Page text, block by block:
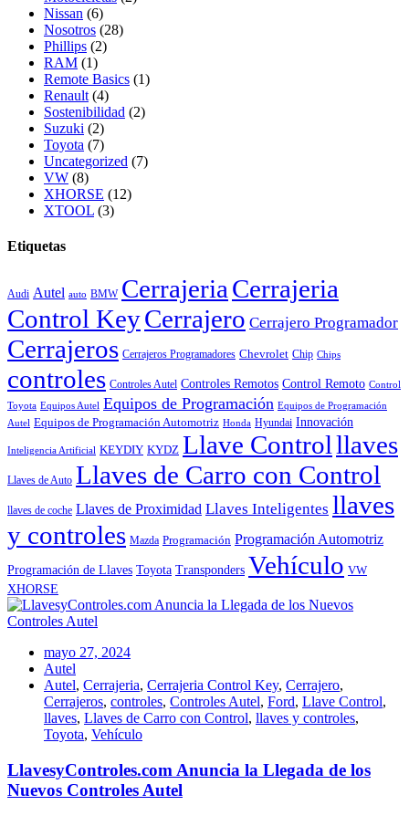
Nissan (6)
Nosotros (28)
Phillips (2)
RAM (1)
Remote Basics (1)
Renault (4)
Sostenibilidad (2)
Suzuki (2)
Toyota (7)
Uncategorized (7)
VW (8)
XHORSE (12)
XTOOL (3)
Etiquetas
Audi Autel auto BMW Cerrajeria Cerrajeria
Control KeyCerrajero Cerrajero Programador
Cerrajeros Cerrajeros Programadores Chevrolet Chip Chips
controles Controles Autel Controles Remotos Control Remoto Control
Toyota Equipos Autel Equipos de Programación Equipos de Programación
Autel Equipos de Programación Automotriz Honda Hyundai Innovación
Inteligencia Artificial KEYDIY KYDZ Llave Controlllaves
Llaves de Auto Llaves de Carro con Control
llaves de coche Llaves de Proximidad Llaves Inteligentes llaves
y controles Mazda Programación Programación Automotriz
Programación de Llaves Toyota Transponders Vehículo VW
XHORSE
mayo 27, 2024
Autel
Autel, Cerrajeria, Cerrajeria Control Key, Cerrajero,
Cerrajeros, controles, Controles Autel, Ford, Llave Control,
llaves, Llaves de Carro con Control, llaves y controles,
Toyota, Vehículo
LlavesyControles.com Anuncia la Llegada de los
Nuevos Controles Autel